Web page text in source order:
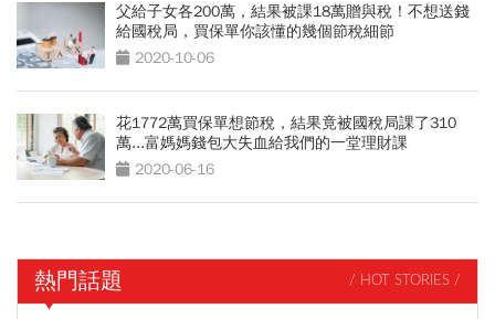
父給子女各200萬，結果被課18萬贈與稅！不想送錢
給國稅局，買保單你該懂的幾個節稅細節
2020-10-06
花1772萬買保單想節稅，結果竟被國稅局課了310
萬...富媽媽錢包大失血給我們的一堂理財課
2020-06-16
熱門話題 / HOT STORIES /